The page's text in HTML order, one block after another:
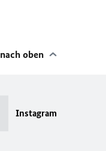
nach oben
Instagram